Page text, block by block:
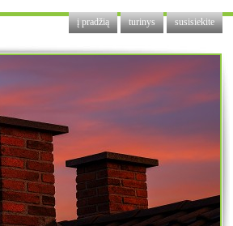
į pradžią
turinys susisiekite